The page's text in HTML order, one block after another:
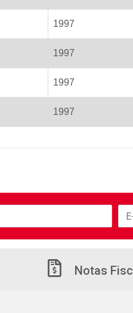
1997
1997
1997
1997
Notas